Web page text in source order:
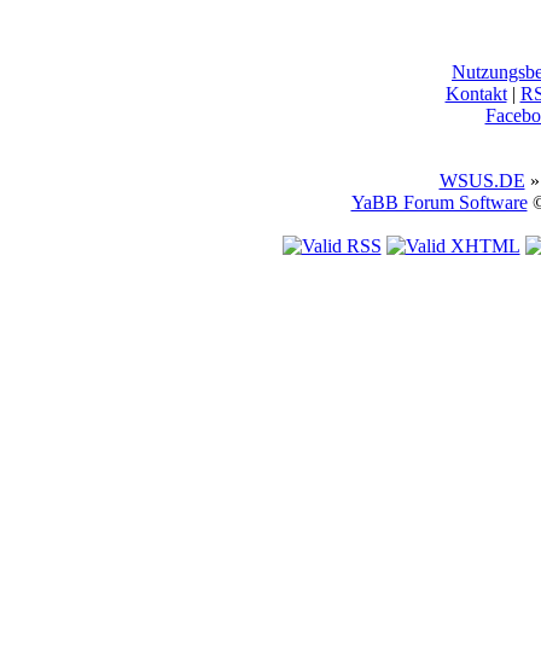
Kontakt|
WSUS.DE
YaBB Forum Software©